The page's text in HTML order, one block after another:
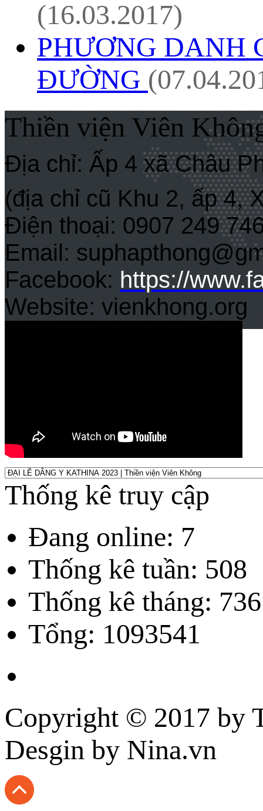
(16.03.2017)
PHƯƠNG DANH
ĐƯỜNG
Thiền viện Viên
Địa chỉ: Ấp 4 xã Châu
(địa chỉ cũ Khu 2, ấp 4,
Điện thoại: 0907 249
Email:
Facebook: https://
Website: vienkhong.org
Thống kê truy cập
Đang online: 7
Thống kê tuần: 508
Thống kê tháng:
Tổng: 1093541
Copyright © 2017 by
Desgin by Nina.vn